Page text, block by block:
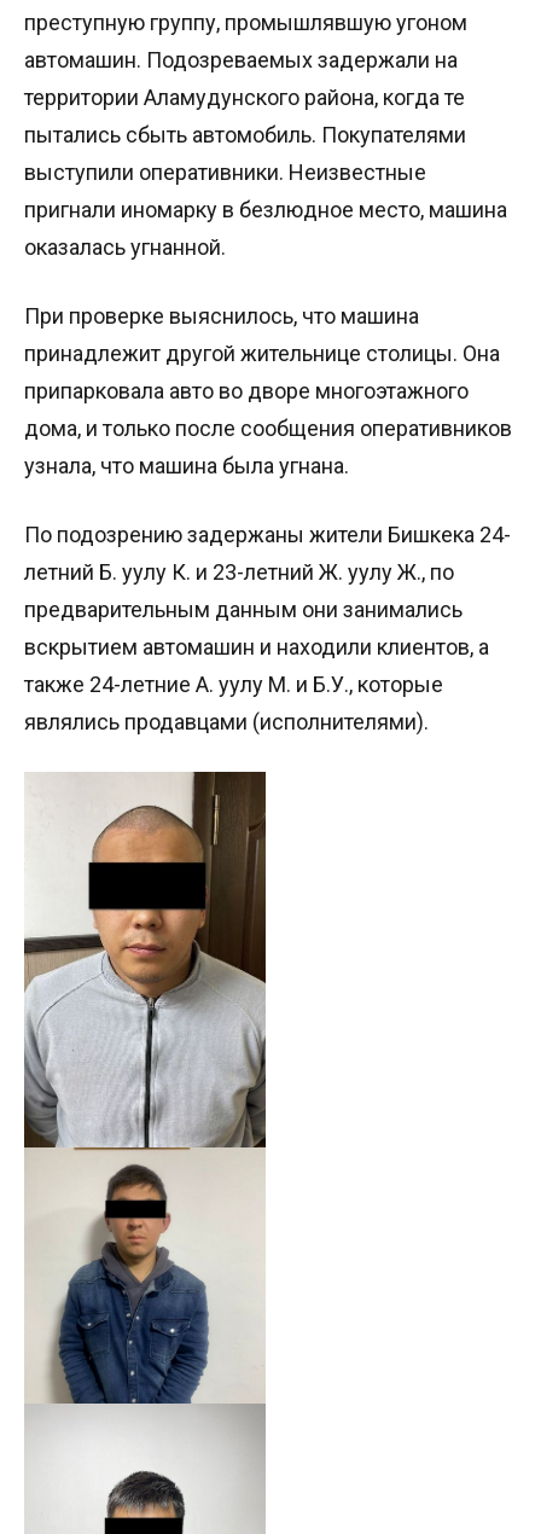
преступную группу, промышлявшую угоном
автомашин. Подозреваемых задержали на
территории Аламудунского района, когда те
пытались сбыть автомобиль. Покупателями
выступили оперативники. Неизвестные
пригнали иномарку в безлюдное место, машина
оказалась угнанной.
При проверке выяснилось, что машина
принадлежит другой жительнице столицы. Она
припарковала авто во дворе многоэтажного
дома, и только после сообщения оперативников
узнала, что машина была угнана.
По подозрению задержаны жители Бишкека 24-
летний Б. уулу К. и 23-летний Ж. уулу Ж., по
предварительным данным они занимались
вскрытием автомашин и находили клиентов, а
также 24-летние А. уулу М. и Б.У., которые
являлись продавцами (исполнителями).